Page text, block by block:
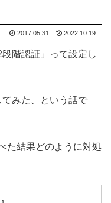
2017.05.31 2022.10.19
階認証」って設定し
みた、という話で
た結果どのように対処